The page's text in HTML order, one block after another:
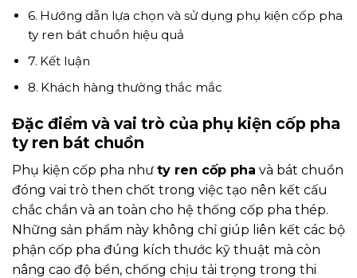
Hướng dẫn lựa chọn và sử dụng phụ kiện cốp pha
ty ren bát chuồn hiệu quả
Kết luận
Khách hàng thường thắc mắc
Đặc điểm và vai trò của phụ kiện cốp pha
ty ren bát chuồn
Phụ kiện cốp pha như ty ren cốp pha và bát chuồn
đóng vai trò then chốt trong việc tạo nên kết cấu
chắc chắn và an toàn cho hệ thống cốp pha thép.
Những sản phẩm này không chỉ giúp liên kết các bộ
phận cốp pha đúng kích thước kỹ thuật mà còn
nâng cao độ bền, chống chịu tải trọng trong thi